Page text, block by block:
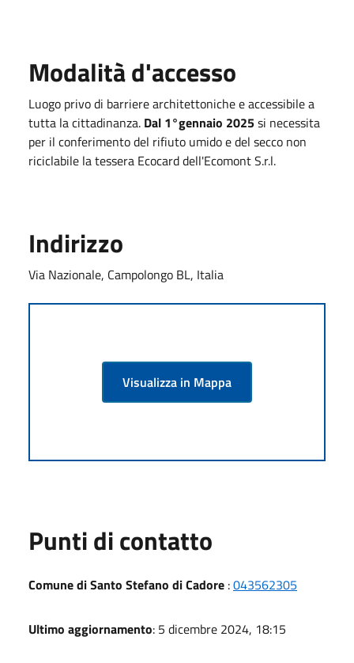
Modalità d'accesso
Luogo privo di barriere architettoniche e accessibile a
tutta la cittadinanza. Dal 1°gennaio 2025si necessita
per il conferimento del rifiuto umido e del secco non
riciclabile la tessera Ecocard dell'Ecomont S.r.l.
Indirizzo
Via Nazionale, Campolongo BL, Italia
Visualizza in Mappa
Punti di contatto
Comune di Santo Stefano di Cadore :043562305
Ultimo aggiornamento: 5 dicembre 2024, 18:15